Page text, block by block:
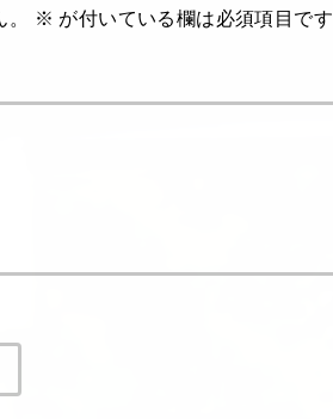
※ が付いている欄は必須項目です